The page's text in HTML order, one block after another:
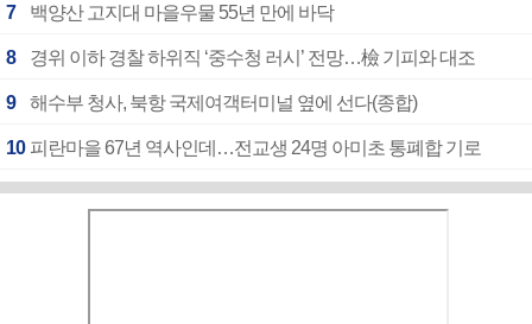
7 백양산 고지대 마을우물 55년 만에 바닥
8 경위 이하 경찰 하위직 ‘중수청 러시’ 전망…檢 기피와 대조
9 해수부 청사, 북항 국제여객터미널 옆에 선다(종합)
10 피란마을 67년 역사인데…전교생 24명 아미초 통폐합 기로